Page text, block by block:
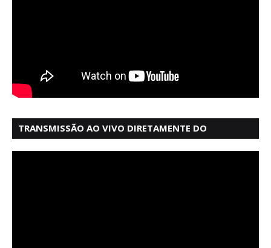
TRANSMISSÃO AO VIVO DIRETAMENTE DO